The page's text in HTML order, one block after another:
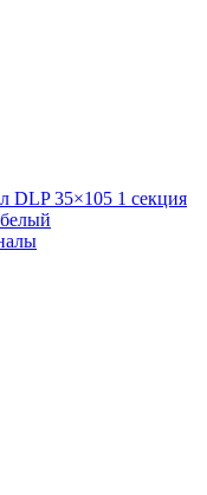
DLP 35×105 1 секция